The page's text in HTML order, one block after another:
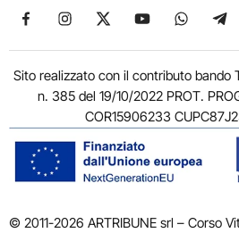
Seguici su Facebook
Seguici su Instagram
Seguici su X
Seguici su
Seguici
Sito realizzato con il contributo bando
n. 385 del 19/10/2022 PROT.
COR15906233
© 2011-2026 ARTRIBUNE srl – Corso